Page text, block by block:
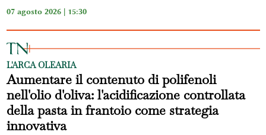
07 agosto 2026 | 15:30
L'ARCA OLEARIA
Aumentare il contenuto di polifenoli
nell'olio d'oliva: l'acidificazione controllata
della pasta in frantoio come strategia
innovativa